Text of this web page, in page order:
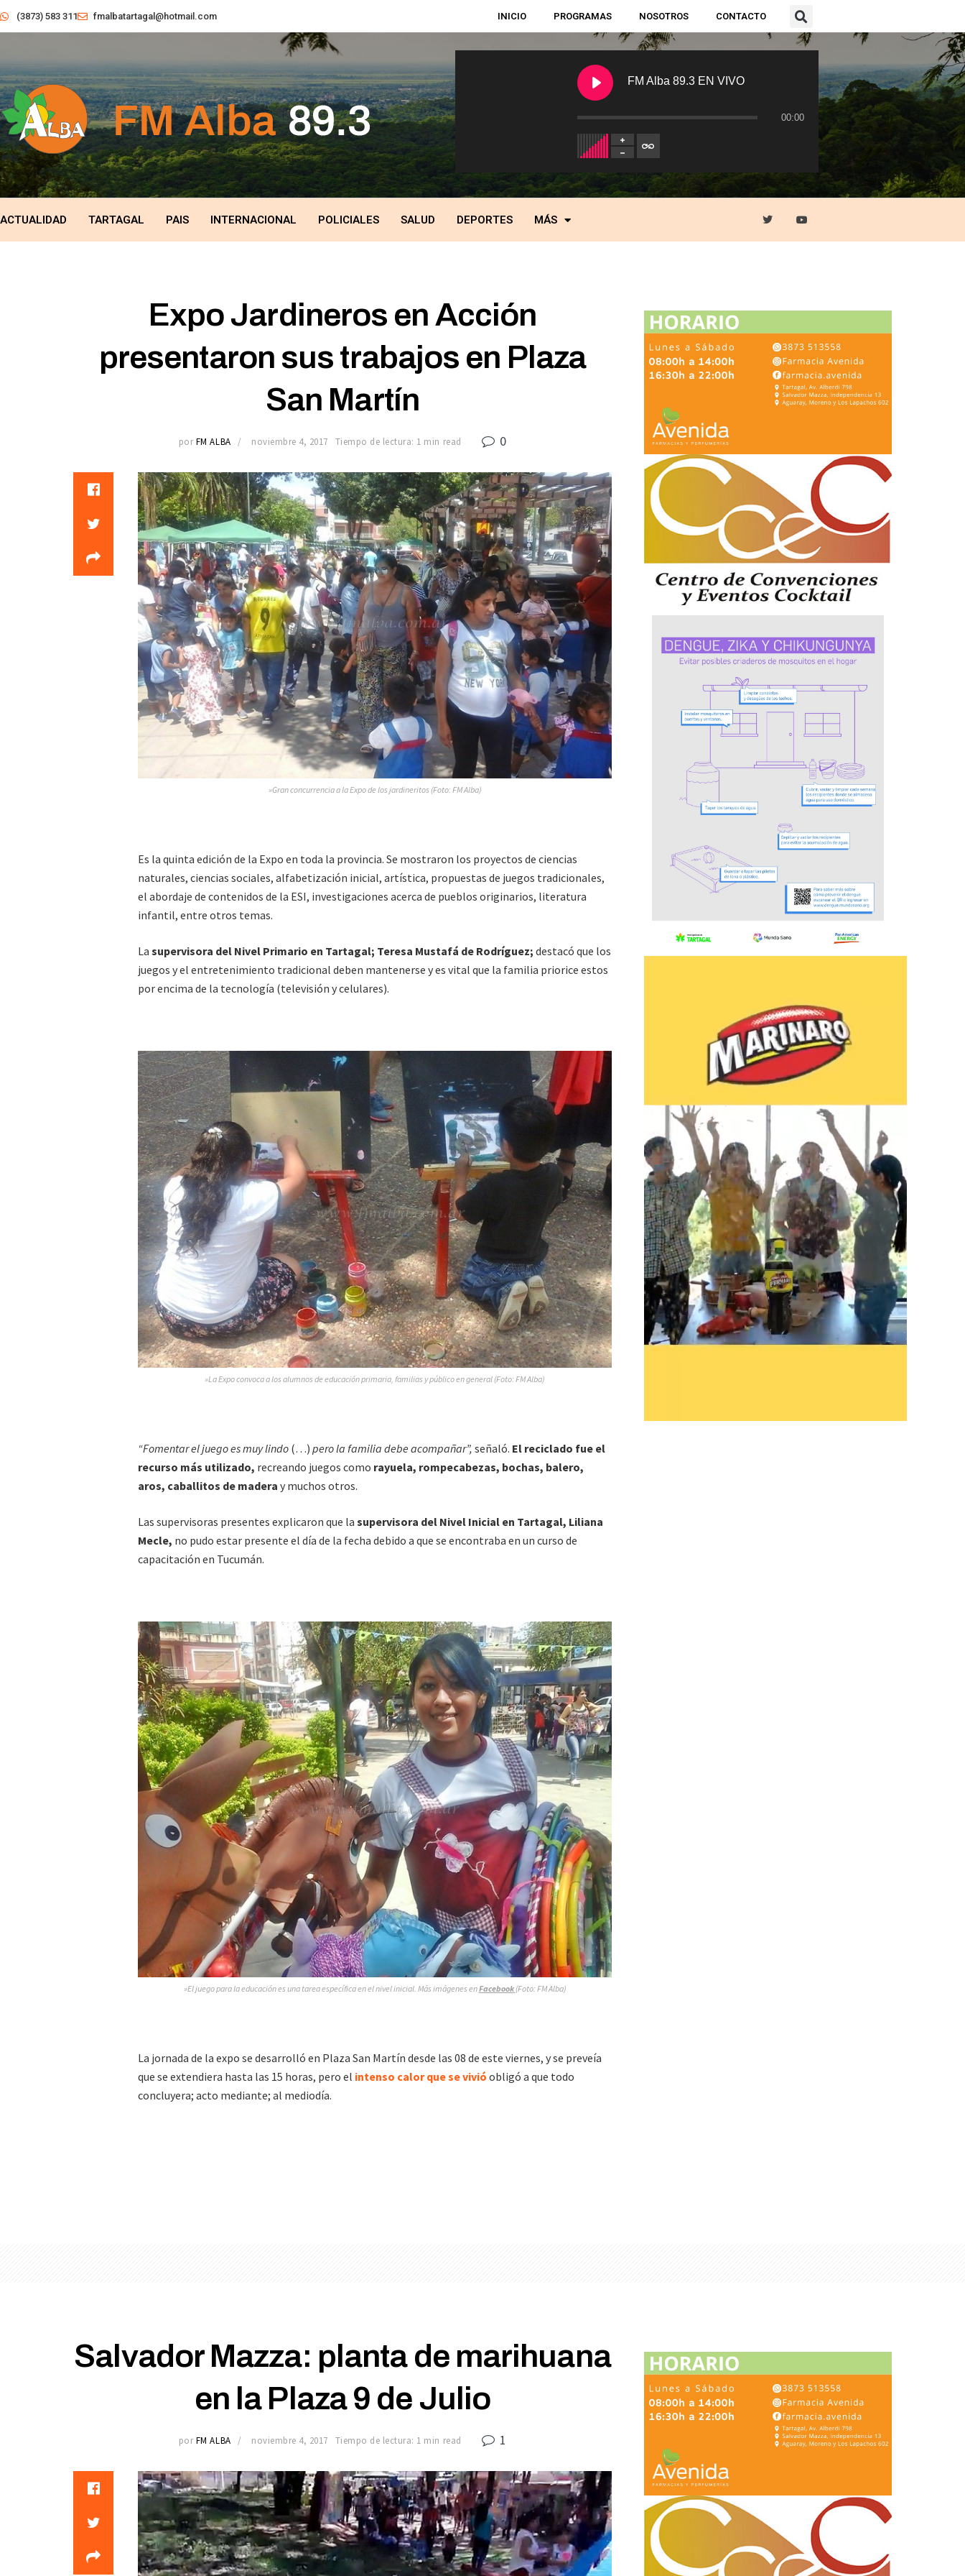
(3873) 583 311 fmalbatartagal@hotmail.com INICIO PROGRAMAS NOSOTROS CONTACTO
FM Alba 89.3 EN VIVO
00:00
ACTUALIDAD TARTAGAL PAIS INTERNACIONAL POLICIALES SALUD DEPORTES MÁS
Expo Jardineros en Acción
presentaron sus trabajos en Plaza
San Martín
por FM ALBA noviembre 4, 2017 Tiempo de lectura: 1 min read 0
»Gran concurrencia a la Expo de los jardineritos (Foto: FM Alba)
Es la quinta edición de la Expo en toda la provincia. Se mostraron los proyectos de ciencias
naturales, ciencias sociales, alfabetización inicial, artística, propuestas de juegos tradicionales,
el abordaje de contenidos de la ESI, investigaciones acerca de pueblos originarios, literatura
infantil, entre otros temas.
La supervisora del Nivel Primario en Tartagal; Teresa Mustafá de Rodríguez; destacó que los
juegos y el entretenimiento tradicional deben mantenerse y es vital que la familia priorice estos
por encima de la tecnología (televisión y celulares).
»La Expo convoca a los alumnos de educación primaria, familias y público en general (Foto: FM Alba)
“Fomentar el juego es muy lindo (…) pero la familia debe acompañar”, señaló. El reciclado fue el
recurso más utilizado, recreando juegos como rayuela, rompecabezas, bochas, balero,
aros, caballitos de madera y muchos otros.
Las supervisoras presentes explicaron que la supervisora del Nivel Inicial en Tartagal, Liliana
Mecle, no pudo estar presente el día de la fecha debido a que se encontraba en un curso de
capacitación en Tucumán.
»El juego para la educación es una tarea específica en el nivel inicial. Más imágenes enFacebook (Foto: FM Alba)
La jornada de la expo se desarrolló en Plaza San Martín desde las 08 de este viernes, y se preveía
que se extendiera hasta las 15 horas, pero el intenso calor que se vivió obligó a que todo
concluyera; acto mediante; al mediodía.
Salvador Mazza: planta de marihuana
en la Plaza 9 de Julio
por FM ALBA noviembre 4, 2017 Tiempo de lectura: 1 min read 1